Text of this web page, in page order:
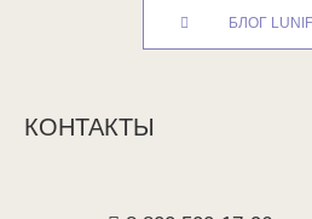
БЛОГ
КОНТАКТЫ